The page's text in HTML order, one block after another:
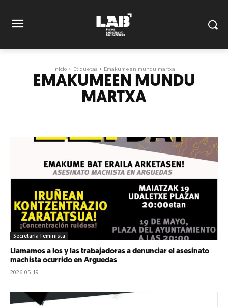
Inicio Etiquetas Emakumeen mundu martxa
EMAKUMEEN MUNDU
MARTXA
Secretaría Feminista
Llamamos a los y las trabajadoras a denunciar el asesinato
machista ocurrido en Arguedas
2026-05-19